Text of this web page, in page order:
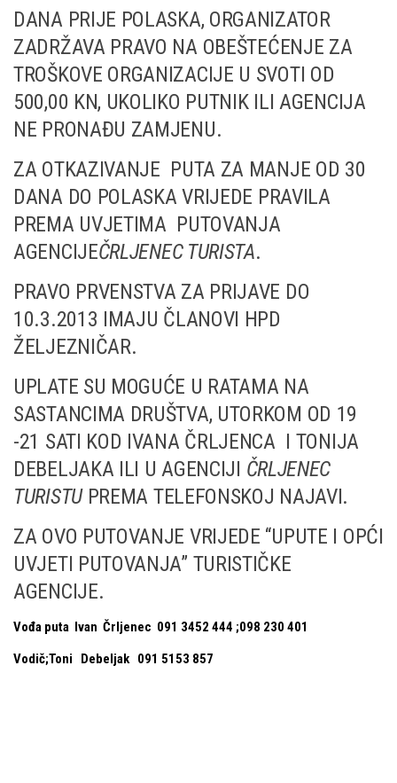
DANA PRIJE POLASKA, ORGANIZATOR
ZADRŽAVA PRAVO NA OBEŠTEĆENJE ZA
TROŠKOVE ORGANIZACIJE U SVOTI OD
500,00 KN, UKOLIKO PUTNIK ILI AGENCIJA
NE PRONAĐU ZAMJENU.
ZA OTKAZIVANJE PUTA ZA MANJE OD 30
DANA DO POLASKA VRIJEDE PRAVILA
PREMA UVJETIMA PUTOVANJA
AGENCIJEČRLJENEC TURISTA.
PRAVO PRVENSTVA ZA PRIJAVE DO
10.3.2013 IMAJU ČLANOVI HPD
ŽELJEZNIČAR.
UPLATE SU MOGUĆE U RATAMA NA
SASTANCIMA DRUŠTVA, UTORKOM OD 19
-21 SATI KOD IVANA ČRLJENCA I TONIJA
DEBELJAKA ILI U AGENCIJI ČRLJENEC
TURISTUPREMA TELEFONSKOJ NAJAVI.
ZA OVO PUTOVANJE VRIJEDE “UPUTE I OPĆI
UVJETI PUTOVANJA” TURISTIČKE
AGENCIJE.
Vođa puta Ivan Črljenec 091 3452 444 ;098 230 401
Vodič;Toni Debeljak 091 5153 857